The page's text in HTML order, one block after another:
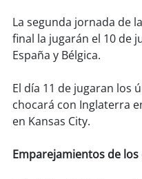
soysanantonio
soy chillán
soy sancarlos
soytalcahuano
soyconcepción
La segunda jornada de
final la jugarán el 10 de
España y Bélgica.
El día 11 de jugaran los
chocará con Inglaterra
en Kansas City.
Emparejamientos de